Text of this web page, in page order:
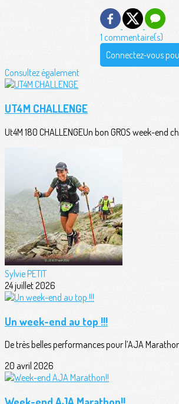
1 commentaire(s)
Connectez-vous
Consultez également
UT4M CHALLENGE
Ut4M 180 CHALLENGEUn bon GROS week-end
Sylvie PETIT
24 juillet 2026
Un week-end au top !!!
De très belles performances pour l’AJA
20 avril 2026